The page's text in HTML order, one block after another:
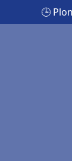
🕒